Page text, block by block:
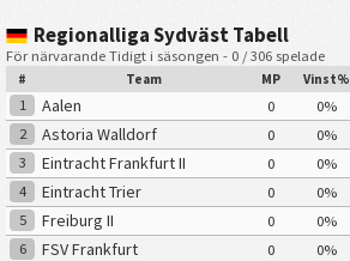
Regionalliga Sydväst Tabell
För närvarande Tidigt i säsongen - 0 / 306 spelade
# Team MP Vinst%
1 Aalen 0 0%
2
Astoria Walldorf 0 0%
3
Eintracht Frankfurt II 0 0%
4
Eintracht Trier 0 0%
5
Freiburg II 0 0%
6
FSV Frankfurt 0 0%